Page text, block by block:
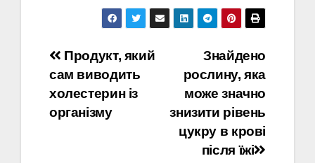
Навігація
записів
Знайдено
рослину, яка
може значно
знизити рівень
цукру в крові
після їжі
Продукт, який
сам виводить
холестерин із
організму